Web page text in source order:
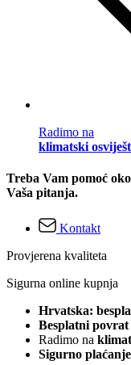
Radimo na
klimatski
Treba Vam pomoć
Vaša pitanja.
Kontakt
Provjerena kvaliteta
Sigurna online kupnja
Hrvatska:
Besplatni
Radimo na
Sigurno plaćanje